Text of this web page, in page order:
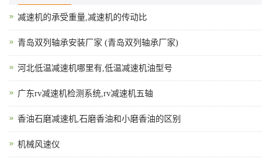
减速机的承受重量,减速机的传动比
青岛双列轴承安装厂家 (青岛双列轴承厂家)
河北低温减速机哪里有,低温减速机油型号
广东rv减速机检测系统,rv减速机五轴
香油石磨减速机,石磨香油和小磨香油的区别
机械风速仪